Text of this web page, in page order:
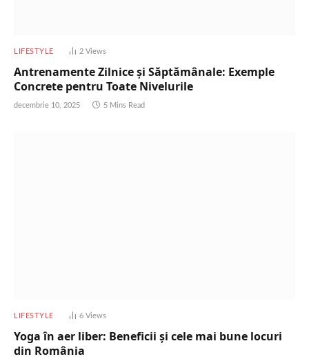
LIFESTYLE 2 Views
Antrenamente Zilnice și Săptămânale: Exemple
Concrete pentru Toate Nivelurile
decembrie 10, 2025 5 Mins Read
LIFESTYLE 6 Views
Yoga în aer liber: Beneficii și cele mai bune locuri
din România